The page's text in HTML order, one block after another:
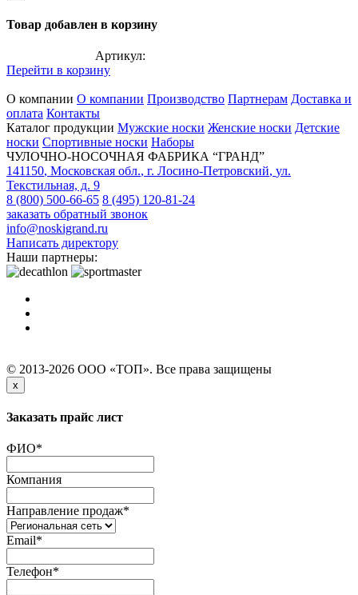
Товар добавлен в корзину
Артикул:
Перейти в корзину
О компании О компании Производство Партнерам Доставка и
оплата Контакты
Каталог продукции Мужские носки Женские носки Детские
носки Спортивные носки Наборы
ЧУЛОЧНО-НОСОЧНАЯ ФАБРИКА “ГРАНД”
141150, Московская обл., г. Лосино-Петровский, ул.
Текстильная, д. 9
8 (800) 500-66-65 8 (495) 120-81-24
заказать обратный звонок
info@noskigrand.ru
Написать директору
Наши партнеры:
© 2013-2026 ООО «ТОП». Все права защищены
x
Заказать прайс лист
ФИО*
Компания
Направление продаж*
Email*
Телефон*